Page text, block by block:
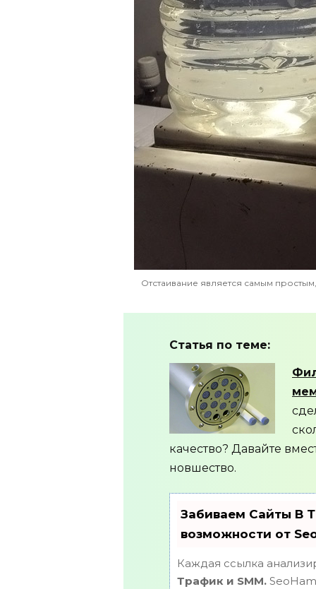
Отстаивание является самым
Статья по теме:
качество? Давайте
новшество.
Забиваем Сайты В
возможности от
Каждая ссылка
Трафик и SMM.